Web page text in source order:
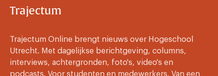
Trajectum
Trajectum Online brengt nieuws over Hogeschool
Utrecht. Met dagelijkse berichtgeving, columns,
interviews, achtergronden, foto's, video's en
podcasts. Voor studenten en medewerkers. Van een